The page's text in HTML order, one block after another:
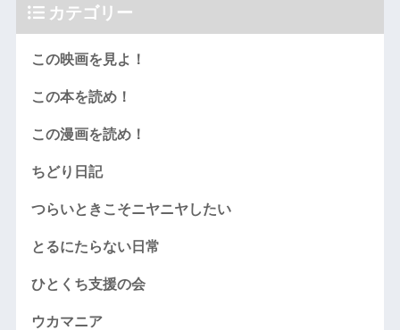
カテゴリー
この映画を見よ！
この本を読め！
この漫画を読め！
ちどり日記
つらいときこそニヤニヤしたい
とるにたらない日常
ひとくち支援の会
ウカマニア